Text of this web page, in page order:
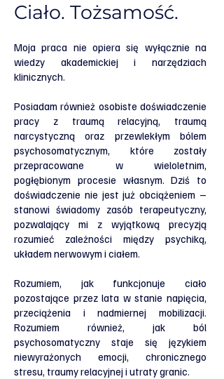
Ciało. Tożsamość.
Moja praca nie opiera się wyłącznie na
wiedzy akademickiej i narzędziach
klinicznych.
Posiadam również osobiste doświadczenie
pracy z traumą relacyjną, traumą
narcystyczną oraz przewlekłym bólem
psychosomatycznym, które zostały
przepracowane w wieloletnim,
pogłębionym procesie własnym. Dziś to
doświadczenie nie jest już obciążeniem –
stanowi świadomy zasób terapeutyczny,
pozwalający mi z wyjątkową precyzją
rozumieć zależności między psychiką,
układem nerwowym i ciałem.
Rozumiem, jak funkcjonuje ciało
pozostające przez lata w stanie napięcia,
przeciążenia i nadmiernej mobilizacji.
Rozumiem również, jak ból
psychosomatyczny staje się językiem
niewyrażonych emocji, chronicznego
stresu, traumy relacyjnej i utraty granic.